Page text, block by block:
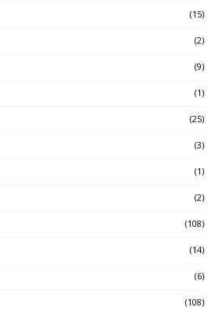
(15)
(2)
(9)
(1)
(25)
(3)
(1)
(2)
(108)
(14)
(6)
(108)